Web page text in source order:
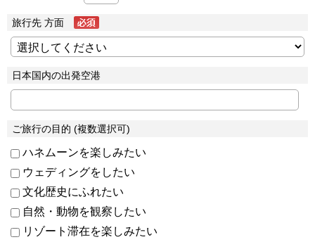
旅行先 方面
日本国内の出発空港
ご旅行の目的 (複数選択可)
ハネムーンを楽しみたい
ウェディングをしたい
文化歴史にふれたい
自然・動物を観察したい
リゾート滞在を楽しみたい